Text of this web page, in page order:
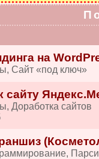
на
Сайт «под ключ»
сайту
Доработка сайтов